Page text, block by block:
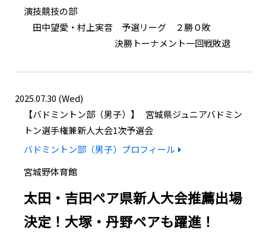
演技競技の部
田中望愛・村上実音 予選リーグ ２勝０敗
決勝トーナメント一回戦敗退
2025.07.30 (Wed)
バドミントン部（男子）
宮城県ジュニアバドミン
トン選手権兼新人大会1次予選会
バドミントン部（男子）プロフィール
宮城野体育館
太田・吉田ペア県新人大会推薦出場
決定！大塚・丹野ペアも躍進！